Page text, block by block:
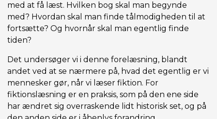
med at få læst. Hvilken bog skal man begynde
med? Hvordan skal man finde tålmodigheden til at
fortsætte? Og hvornår skal man egentlig finde
tiden?
Det undersøger vi i denne forelæsning, blandt
andet ved at se nærmere på, hvad det egentlig er vi
mennesker gør, når vi læser fiktion. For
fiktionslæsning er en praksis, som på den ene side
har ændret sig overraskende lidt historisk set, og på